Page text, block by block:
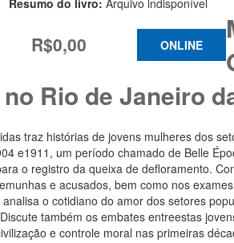
R$0,00 ONLINE
Rio de Janeiro
traz histórias de jovens mulheres dos
e1911, um período chamado de Belle
o registro da queixa de defloramento.
e acusados, bem como nos
o cotidiano do amor dos setores
também os embates entreestas
e controle moral nas primeiras